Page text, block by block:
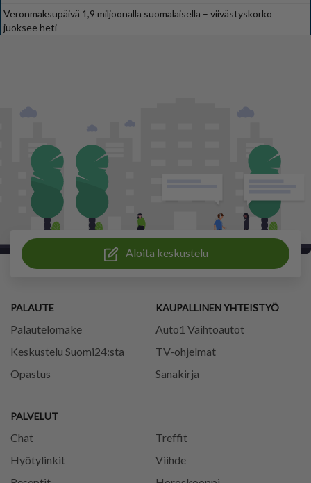
Veronmaksupäivä 1,9 miljoonalla suomalaisella – viivästyskorko
juoksee heti
Aloita keskustelu
PALAUTE
Palautelomake
Keskustelu Suomi24:sta
Opastus
PALVELUT
Chat
Treffit
Hyötylinkit
Viihde
KAUPALLINEN YHTEISTYÖ
Auto1 Vaihtoautot
TV-ohjelmat
Sanakirja